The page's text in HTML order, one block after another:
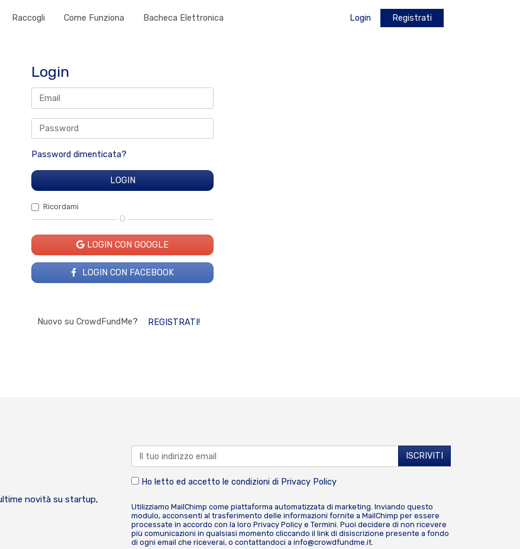
Raccogli Come Funziona Bacheca Elettronica Login Registrati
Login
Password dimenticata?
Ricordami
O
LOGIN CON GOOGLE
LOGIN CON FACEBOOK
Nuovo su CrowdFundMe? REGISTRATI!
novità su startup,
Ho letto ed accetto le condizioni di Privacy Policy
Utilizziamo MailChimp come piattaforma automatizzata di marketing. Inviando questo
modulo, acconsenti al trasferimento delle informazioni fornite a MailChimp per essere
processate in accordo con la loro Privacy Policy e Termini. Puoi decidere di non ricevere
più comunicazioni in qualsiasi momento cliccando il link di disiscrizione presente a fondo
di ogni email che riceverai, o contattandoci a info@crowdfundme.it.